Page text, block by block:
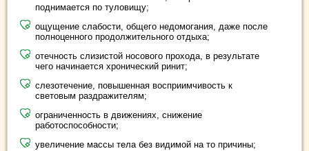
поднимается по туловищу;
ощущение слабости, общего недомогания, даже после
полноценного продолжительного отдыха;
отечность слизистой носового прохода, в результате
чего начинается хронический ринит;
слезотечение, повышенная восприимчивость к
световым раздражителям;
ограниченность в движениях, снижение
работоспособности;
увеличение массы тела без видимой на то причины;